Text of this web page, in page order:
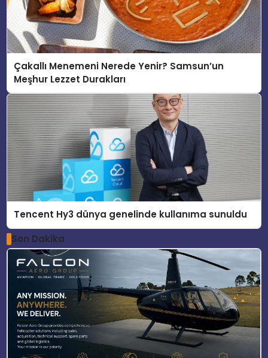
Çakallı Menemeni Nerede Yenir? Samsun’un
Meşhur Lezzet Durakları
Tencent Hy3 dünya genelinde kullanıma sunuldu
Son Dakika